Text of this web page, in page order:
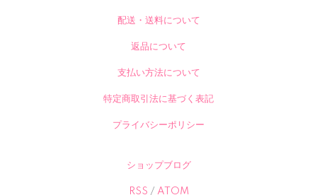
配送・送料について
返品について
支払い方法について
特定商取引法に基づく表記
プライバシーポリシー
ショップブログ
RSS / ATOM